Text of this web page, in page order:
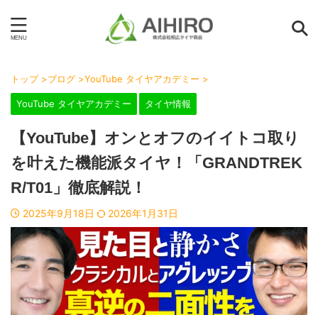
トップ >ブログ >YouTube タイヤアカデミー >
YouTube タイヤアカデミー タイヤ情報
【YouTube】オンとオフのイイトコ取り
を叶えた機能派タイヤ！「GRANDTREK
R/T01」徹底解説！
2025年9月18日 2026年1月31日